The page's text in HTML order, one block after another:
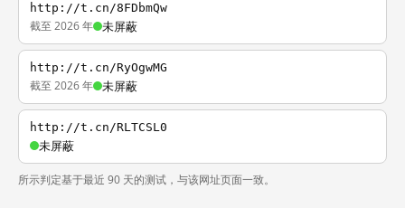
http://t.cn/8FDbmQw
截至 2026 年 未屏蔽
http://t.cn/RyOgwMG
截至 2026 年 未屏蔽
http://t.cn/RLTCSL0
未屏蔽
所示判定基于最近 90 天的测试，与该网址页面一致。